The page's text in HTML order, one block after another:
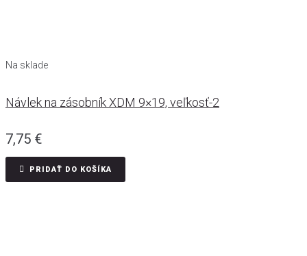
Na sklade
Návlek na zásobník XDM 9×19, veľkosť-2
7,75 €
PRIDAŤ DO KOŠÍKA